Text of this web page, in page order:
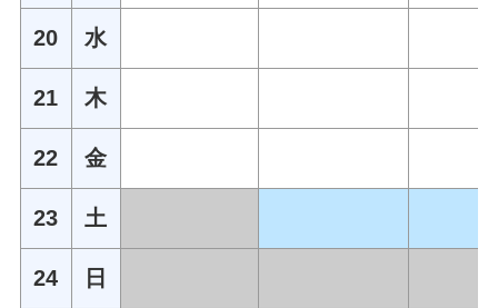
20 水
21 木
22 金
23 土
24 日